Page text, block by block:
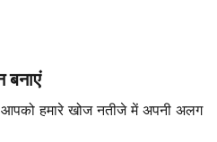
बनाएं
हमारे खोज नतीजे में अपनी अलग